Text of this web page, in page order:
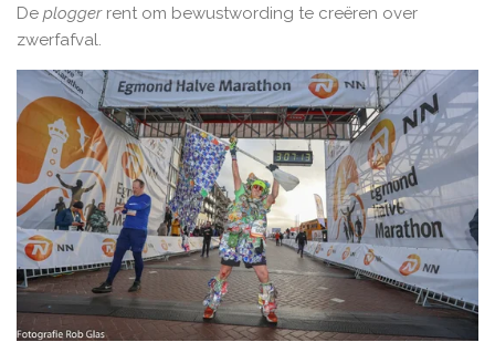
De ploggerrent om bewustwording te creëren over
zwerfafval.